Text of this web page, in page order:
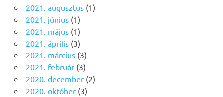
2021. augusztus(1)
2021. június(1)
2021. május(1)
2021. április(3)
2021. március(3)
2021. február(3)
2020. december(2)
2020. október(3)